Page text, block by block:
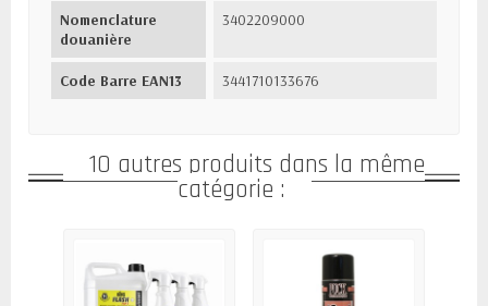
Nomenclature
douanière
3402209000
Code Barre EAN13 3441710133676
10 autres produits dans la même
catégorie :